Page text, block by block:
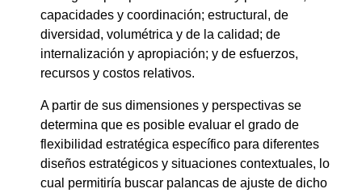
capacidades y coordinación; estructural, de
diversidad, volumétrica y de la calidad; de
internalización y apropiación; y de esfuerzos,
recursos y costos relativos.
A partir de sus dimensiones y perspectivas se
determina que es posible evaluar el grado de
flexibilidad estratégica específico para diferentes
diseños estratégicos y situaciones contextuales, lo
cual permitiría buscar palancas de ajuste de dicho